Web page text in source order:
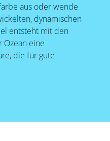
aus oder wende
dynamischen
entsteht mit den
eine
die für gute